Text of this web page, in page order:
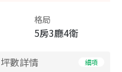
格局
5房3廳4衛
坪數詳情 細項